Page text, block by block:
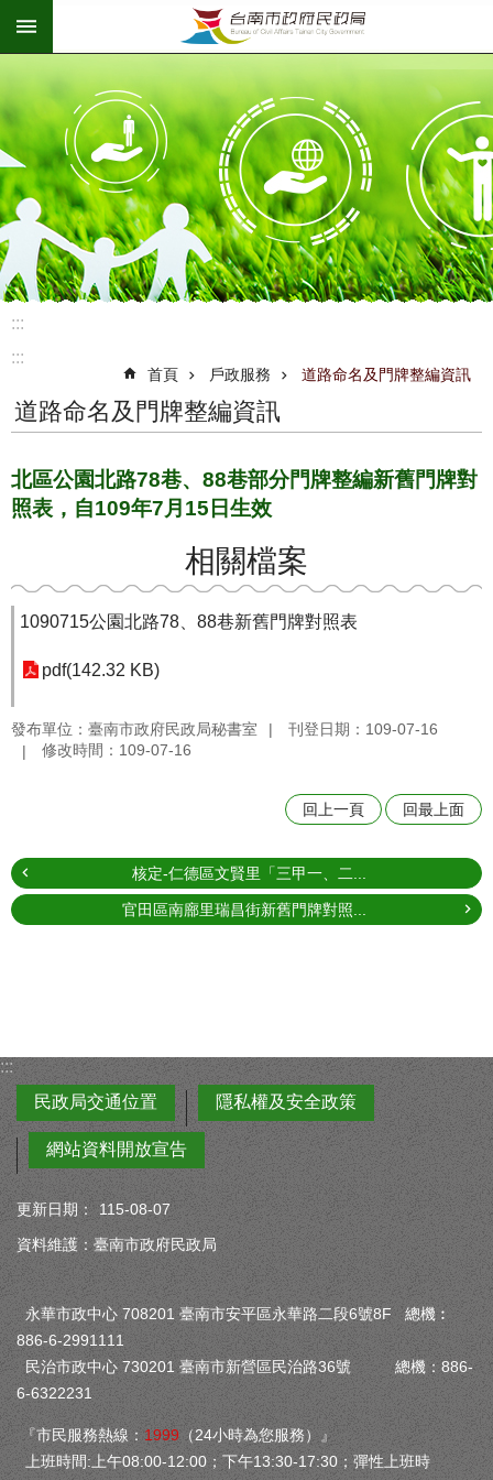
跳到主要內容區塊
:::
:::
首頁 戶政服務 道路命名及門牌整編資訊
道路命名及門牌整編資訊
北區公園北路78巷、88巷部分門牌整編新舊門牌對
照表，自109年7月15日生效
相關檔案
1090715公園北路78、88巷新舊門牌對照表
pdf(142.32 KB)
發布單位：臺南市政府民政局秘書室
刊登日期：109-07-16
修改時間：109-07-16
回上一頁 回最上面
核定-仁德區文賢里「三甲一、二...
官田區南廍里瑞昌街新舊門牌對照...
:::
民政局交通位置
隱私權及安全政策
網站資料開放宣告
更新日期：
115-08-07
資料維護：臺南市政府民政局
永華市政中心 708201 臺南市安平區永華路二段6號8F 總機︰
886-6-2991111
民治市政中心 730201 臺南市新營區民治路36號 總機：886-
6-6322231
『市民服務熱線： 1999 （24小時為您服務）』
上班時間:上午08:00-12:00；下午13:30-17:30；彈性上班時